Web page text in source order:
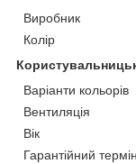
Виробник
Колір
Варіанти кольорів
Вентиляція
Вік
Гарантійний